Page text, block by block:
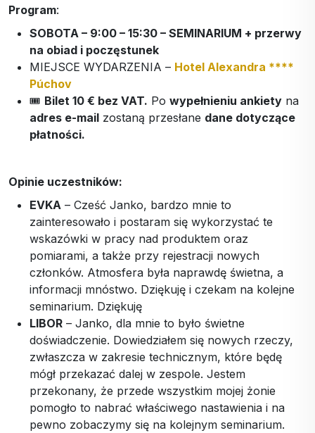
Program:
SOBOTA – 9:00 – 15:30 – SEMINARIUM + przerwy
na obiad i poczęstunek
MIEJSCE WYDARZENIA – Hotel Alexandra ****
Púchov
🎟️ Bilet 10 € bez VAT. Po wypełnieniu ankiety na
adres e-mail zostaną przesłane dane dotyczące
płatności.
Opinie uczestników:
EVKA – Cześć Janko, bardzo mnie to
zainteresowało i postaram się wykorzystać te
wskazówki w pracy nad produktem oraz
pomiarami, a także przy rejestracji nowych
członków. Atmosfera była naprawdę świetna, a
informacji mnóstwo. Dziękuję i czekam na kolejne
seminarium. Dziękuję
LIBOR – Janko, dla mnie to było świetne
doświadczenie. Dowiedziałem się nowych rzeczy,
zwłaszcza w zakresie technicznym, które będę
mógł przekazać dalej w zespole. Jestem
przekonany, że przede wszystkim mojej żonie
pomogło to nabrać właściwego nastawienia i na
pewno zobaczymy się na kolejnym seminarium.